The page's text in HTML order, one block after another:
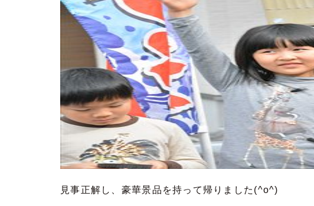
見事正解し、豪華景品を持って帰りました(^o^)